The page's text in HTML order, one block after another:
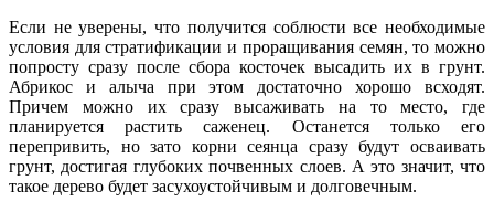
Если не уверены, что получится соблюсти все необходимые
условия для стратификации и проращивания семян, то можно
попросту сразу после сбора косточек высадить их в грунт.
Абрикос и алыча при этом достаточно хорошо всходят.
Причем можно их сразу высаживать на то место, где
планируется растить саженец. Останется только его
перепривить, но зато корни сеянца сразу будут осваивать
грунт, достигая глубоких почвенных слоев. А это значит, что
такое дерево будет засухоустойчивым и долговечным.